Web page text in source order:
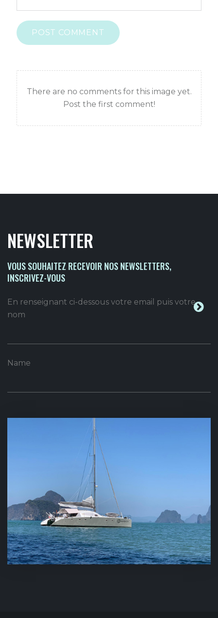
POST COMMENT
There are no comments for this image yet.
Post the first comment!
NEWSLETTER
VOUS SOUHAITEZ RECEVOIR NOS NEWSLETTERS,
INSCRIVEZ-VOUS
En renseignant ci-dessous votre email puis votre
nom
Name